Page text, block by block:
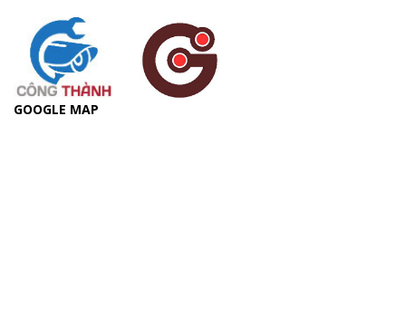
GOOGLE MAP